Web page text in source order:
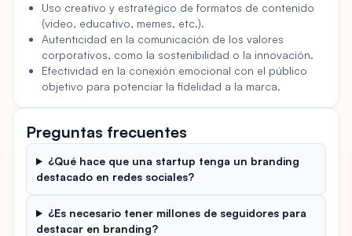
Uso creativo y estratégico de formatos de contenido
(video, educativo, memes, etc.).
Autenticidad en la comunicación de los valores
corporativos, como la sostenibilidad o la innovación.
Efectividad en la conexión emocional con el público
objetivo para potenciar la fidelidad a la marca.
Preguntas frecuentes
¿Qué hace que una startup tenga un branding
destacado en redes sociales?
¿Es necesario tener millones de seguidores para
destacar en branding?